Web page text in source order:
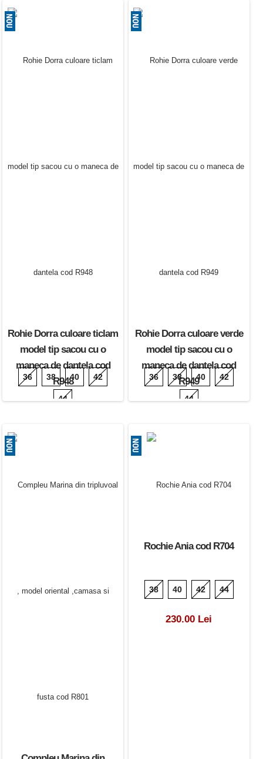
Rohie Dorra culoare ticlam
model tip sacou cu o
maneca de dantela cod
R948
36 38 40 42
44
Rohie Dorra culoare verde
model tip sacou cu o
maneca de dantela cod
R949
36 38 40 42
44
Rochie Ania cod R704
38 40 42 44
230.00 Lei